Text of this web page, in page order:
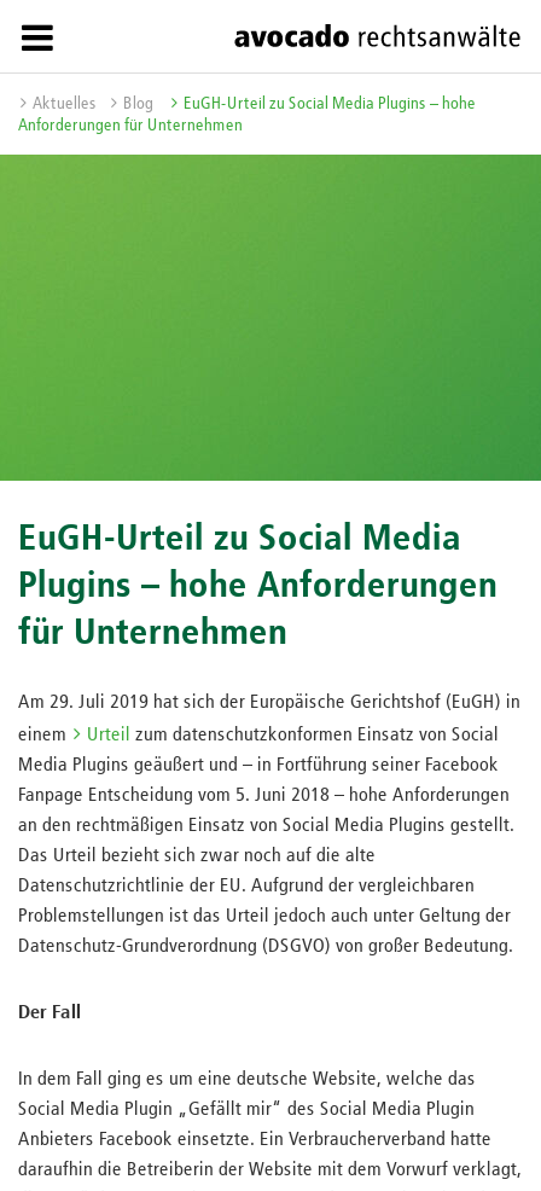
Aktuelles Blog
EuGH-Urteil zu Social Media Plugins – hohe
Anforderungen für Unternehmen
EuGH-Urteil zu Social Media
Plugins – hohe Anforderungen
für Unternehmen
Am 29. Juli 2019 hat sich der Europäische Gerichtshof (EuGH) in
einem
Urteil zum datenschutzkonformen Einsatz von Social
Media Plugins geäußert und – in Fortführung seiner Facebook
Fanpage Entscheidung vom 5. Juni 2018 – hohe Anforderungen
an den rechtmäßigen Einsatz von Social Media Plugins gestellt.
Das Urteil bezieht sich zwar noch auf die alte
Datenschutzrichtlinie der EU. Aufgrund der vergleichbaren
Problemstellungen ist das Urteil jedoch auch unter Geltung der
Datenschutz-Grundverordnung (DSGVO) von großer Bedeutung.
Der Fall
In dem Fall ging es um eine deutsche Website, welche das
Social Media Plugin „Gefällt mir“ des Social Media Plugin
Anbieters Facebook einsetzte. Ein Verbraucherverband hatte
daraufhin die Betreiberin der Website mit dem Vorwurf verklagt,